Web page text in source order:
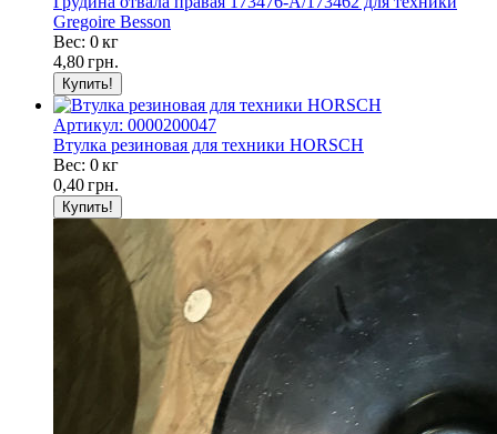
Gregoire Besson
Вес: 0 кг
4,80грн.
Артикул: 0000200047
Втулка резиновая для техники HORSCH
Вес: 0 кг
0,40грн.